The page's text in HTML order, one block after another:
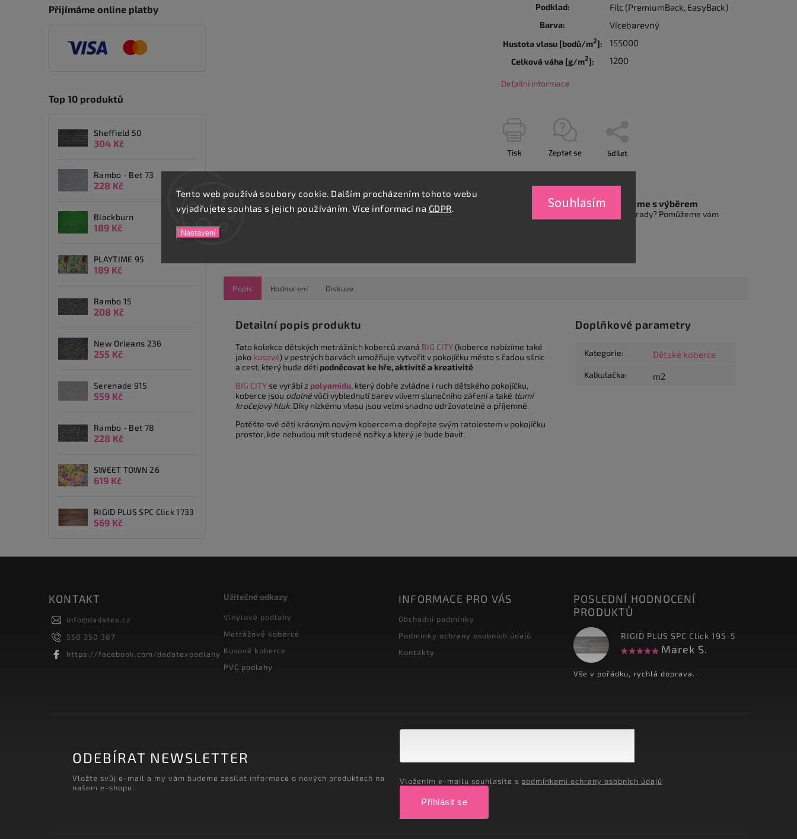
Tento web používá soubory cookie. Dalším procházením tohoto webu
vyjadřujete souhlas s jejich používáním. Více informací na GDPR
Nastavení
Souhlasím
Přijímáme online platby
Top 10 produktů
Sheffield 50
304 Kč
Rambo - Bet 73
228 Kč
Blackburn
189 Kč
PLAYTIME 95
189 Kč
Rambo 15
208 Kč
New Orleans 236
255 Kč
Serenade 915
559 Kč
Rambo - Bet 78
228 Kč
SWEET TOWN 26
619 Kč
RIGID PLUS SPC Click 1733
569 Kč
Podklad: Filc (PremiumBack, EasyBack)
Barva: Vícebarevný
Hustota vlasu [bodů/m2]: 155000
Celková váha [g/m2]: 1200
Detailní informace
Tisk Zeptat se Sdílet
Úprava na míru
Na koberce nebo PVC
Kamenná prodejna
Stovky podlah skladem
Pomůžeme s výběrem
Nevíte si rady? Pomůžeme vám
Popis Hodnocení Diskuze
Detailní popis produktu
Tato kolekce dětských metrážních koberců zvaná BIG CITY(koberce nabízíme také
jako kusové) v pestrých barvách umožňuje vytvořit v pokojíčku město s řadou silnic
a cest, který bude děti podněcovat ke hře, aktivitě a kreativitě.
BIG CITYse vyrábí z polyamidu, který dobře zvládne i ruch dětského pokojíčku,
koberce jsou odolnévůči vyblednutí barev vlivem slunečního záření a také tlumí
kročejový hluk. Díky nízkému vlasu jsou velmi snadno udržovatelné a příjemné.
Potěšte své děti krásným novým kobercem a dopřejte svým ratolestem v pokojíčku
prostor, kde nebudou mít studené nožky a který je bude bavit.
Doplňkové parametry
Kategorie: Dětské koberce
Kalkulačka: m2
KONTAKT
info@dadatex.cz
558 350 387
https://facebook.com/dadatexpodlahy
Užitečné odkazy
Vinylové podlahy
Metrážové koberce
Kusové koberce
PVC podlahy
INFORMACE PRO VÁS
Obchodní podmínky
Podmínky ochrany osobních údajů
Kontakty
POSLEDNÍ HODNOCENÍ
PRODUKTŮ
RIGID PLUS SPC Click 195-5
Marek S.
Vše v pořádku, rychlá doprava.
ODEBÍRAT NEWSLETTER
Vložte svůj e-mail a my vám budeme zasílat informace o nových produktech na
našem e-shopu.
Vložením e-mailu souhlasíte s podmínkami ochrany osobních údajů
Přihlásit se